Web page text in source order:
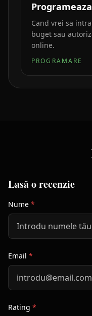
Cand vrei sa
buget sau
online.
PROGRAMARE
Lasă o recenzie
Nume *
Email *
Rating *